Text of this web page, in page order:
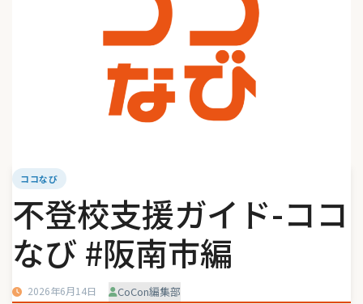
ココなび
不登校支援ガイド-ココ
なび #阪南市編
2026年6月14日 CoCon編集部